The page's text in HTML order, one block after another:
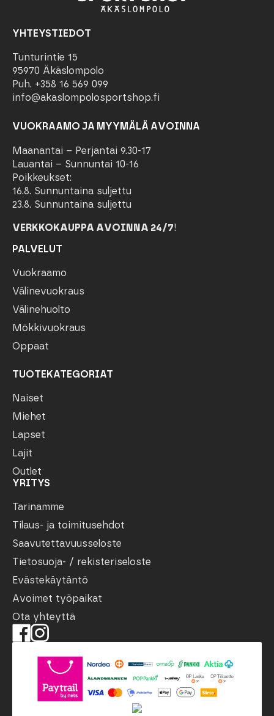
YHTEYSTIEDOT
Tunturintie 15
95970 Äkäslompolo
Puh. +358 16 569 099
info@akaslompolosportshop.fi
VUOKRAAMO JA MYYMÄLÄ AVOINNA
Maanantai – Perjantai 9.30-17
Lauantai – Sunnuntai 10-16
Poikkeukset:
16.8. Sunnuntaina suljettu
23.8. Sunnuntaina suljettu
VERKKOKAUPPA AVOINNA 24/7!
PALVELUT
Vuokraamo
Välinevuokraus
Välinehuolto
Mökkivuokraus
Oppaat
TUOTEKATEGORIAT
Naiset
Miehet
Lapset
Lajit
Outlet
YRITYS
Tarinamme
Tilaus- ja toimitusehdot
Saavutettavuusseloste
Tietosuoja- / rekisteriseloste
Evästekäytäntö
Avoimet työpaikat
Ota yhteyttä